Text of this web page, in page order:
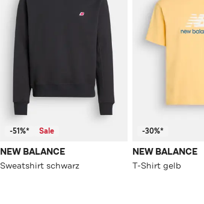
-51%* Sale
NEW BALANCE
Sweatshirt schwarz
-30%*
NEW BALANCE
T-Shirt gelb